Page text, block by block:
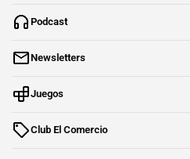
Podcast
Newsletters
Juegos
Club El Comercio